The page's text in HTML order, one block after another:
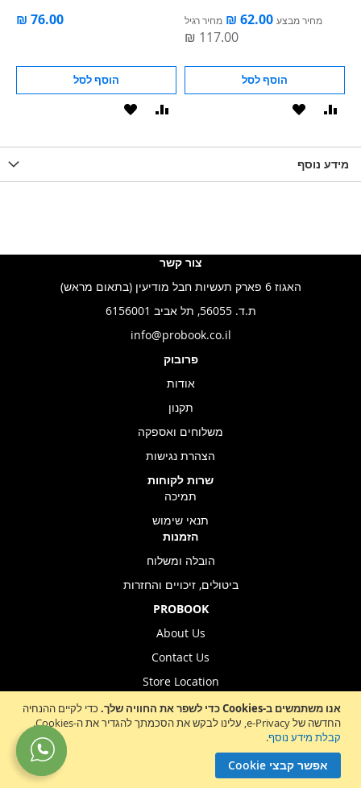
אנו משתמשים ב-Cookies כדי לשפר את החוויה שלך.
כדי לקיים ההנחיה
החדשה של e-Privacy, עלינו לבקש את הסכמתך להגדיר את ה-Cookies.
קבלת מידע נוסף.
אפשר קבצי Cookie
הוסף לסל
הוסף
מחיר מבצע מחיר רגיל
הוסף לסל
הוסף
מידע נוסף
Sign
Up
הרשמה לניוזלטר
צור קשר
האגוז 6 פארק תעשיות חבל מודיעין (בתאום מראש)
ת.ד. 56055, תל אביב 6156001
info@probook.co.il
פרובוק
אודות
תקנון
משלוחים ואספקה
הצהרת נגישות
שרות לקוחות
תמיכה
תנאי שימוש
הזמנות
הובלה ומשלוח
ביטולים, זיכויים והחזרות
PROBOOK
About Us
Contact Us
Store Location